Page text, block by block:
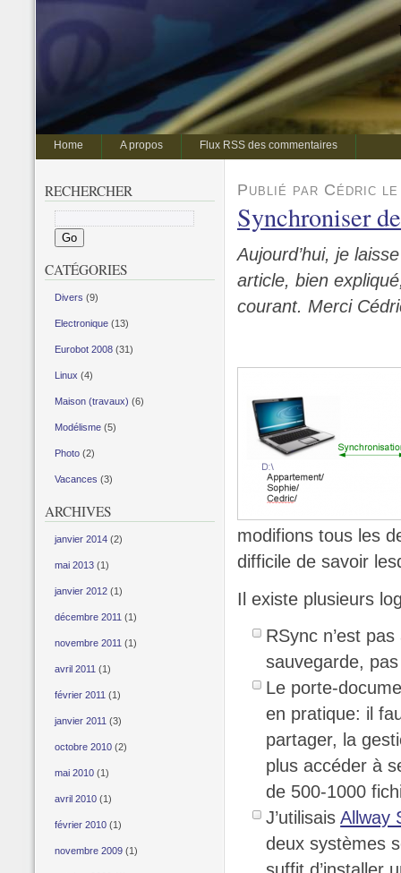
Home A propos Flux RSS des commentaires
Publié par Cédric
Synchroniser
Aujourd’hui, je
article, bien
courant. Merci
modifions tous les
difficile de savoir
Il existe plusieurs
RSync n’est
sauvegarde,
Le porte-
en pratique: il
partager, la
plus accéder à
de 500-1000
J’utilisaisAllway
deux systèmes
RECHERCHER
CATÉGORIES
Divers (9)
Electronique(13)
Eurobot 2008(31)
Linux (4)
Maison (travaux) (6)
Modélisme(5)
Photo(2)
Vacances (3)
ARCHIVES
janvier 2014(2)
mai 2013(1)
janvier 2012(1)
décembre 2011 (1)
novembre 2011 (1)
avril 2011 (1)
février 2011 (1)
janvier 2011 (3)
octobre 2010(2)
mai 2010(1)
avril 2010(1)
février 2010(1)
novembre 2009(1)